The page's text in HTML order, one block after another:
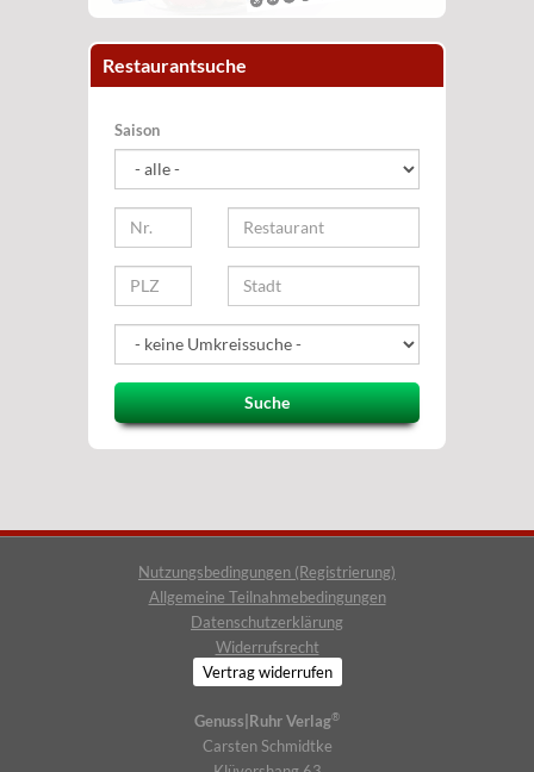
Restaurantsuche
Saison
Suche
Nutzungsbedingungen (Registrierung)
Allgemeine Teilnahmebedingungen
Datenschutzerklärung
Widerrufsrecht
Vertrag widerrufen
Genuss|Ruhr Verlag®
Carsten Schmidtke